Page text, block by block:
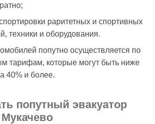
раритетных и спортивных
техники и оборудования.
попутно осуществляется по
тарифам, которые могут быть ниже
40% и более.
попутный эвакуатор